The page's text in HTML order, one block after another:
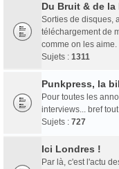
Du Bruit & de la
Sorties de disques,
téléchargement de
comme on les aime.
Sujets : 1311
Punkpress, la
Pour toutes les
interviews... bref
Sujets : 727
Ici Londres !
Par là, c'est l'actu